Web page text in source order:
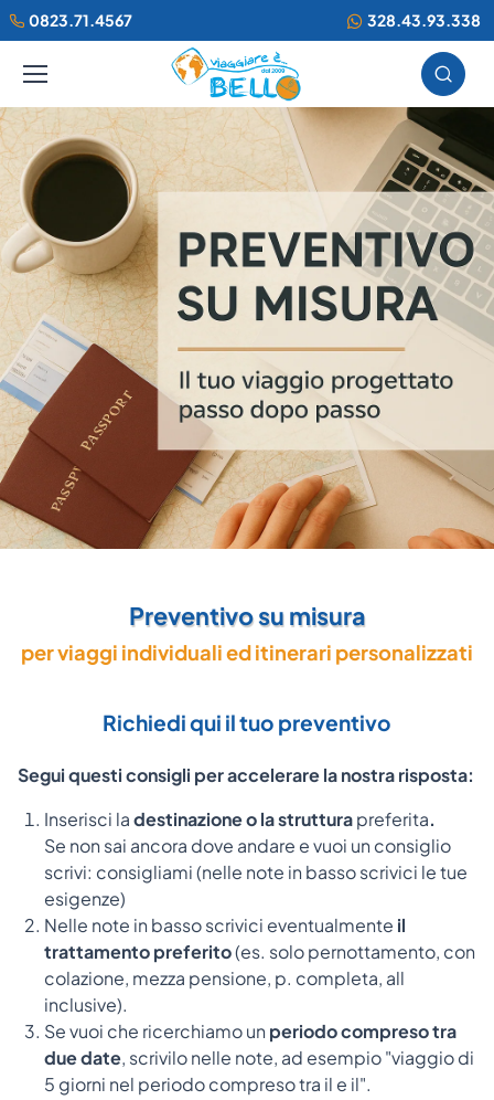
0823.71.4567 328.43.93.338
Preventivo su misura
per viaggi individuali ed itinerari personalizzati
Richiedi qui il tuo preventivo
Segui questi consigli per accelerare la nostra risposta:
Inserisci ladestinazione o la strutturapreferita.
Se non sai ancora dove andare e vuoi un consiglio
scrivi: consigliami (nelle note in basso scrivici le tue
esigenze)
Nelle note in basso scrivici eventualmente il
trattamentopreferito(es. solo pernottamento, con
colazione, mezza pensione, p. completa, all
inclusive).
Se vuoi che ricerchiamo un periodo compreso tra
due date, scrivilo nelle note, ad esempio "viaggio di
5 giorni nel periodo compreso tra il e il".